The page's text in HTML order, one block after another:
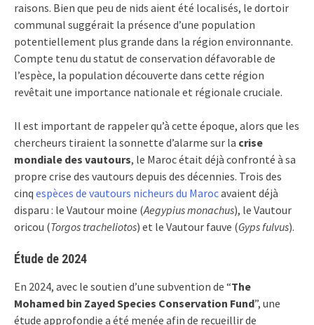
raisons. Bien que peu de nids aient été localisés, le dortoir
communal suggérait la présence d’une population
potentiellement plus grande dans la région environnante.
Compte tenu du statut de conservation défavorable de
l’espèce, la population découverte dans cette région
revêtait une importance nationale et régionale cruciale.
Il est important de rappeler qu’à cette époque, alors que les
chercheurs tiraient la sonnette d’alarme sur la crise
mondiale des vautours, le Maroc était déjà confronté à sa
propre crise des vautours depuis des décennies. Trois des
cinq espèces de vautours nicheurs du Marocavaient déjà
disparu : le Vautour moine (Aegypius monachus), le Vautour
oricou (Torgos tracheliotos) et le Vautour fauve (Gyps fulvus).
Étude de 2024
En 2024, avec le soutien d’une subvention de “The
Mohamed bin Zayed Species Conservation Fund”, une
étude approfondie a été menée afin de recueillir de